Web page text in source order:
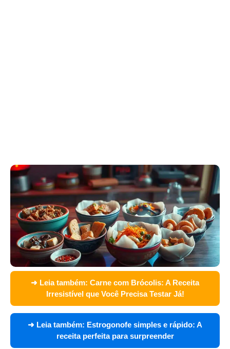
➜ Leia também: Carne com Brócolis: A Receita
Irresistível que Você Precisa Testar Já!
➜ Leia também: Estrogonofe simples e rápido: A
receita perfeita para surpreender